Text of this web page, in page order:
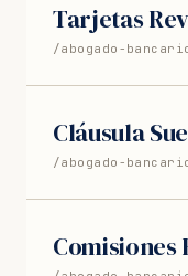
Tarjetas
/abogado-
Cláusula
/abogado-
Comisiones